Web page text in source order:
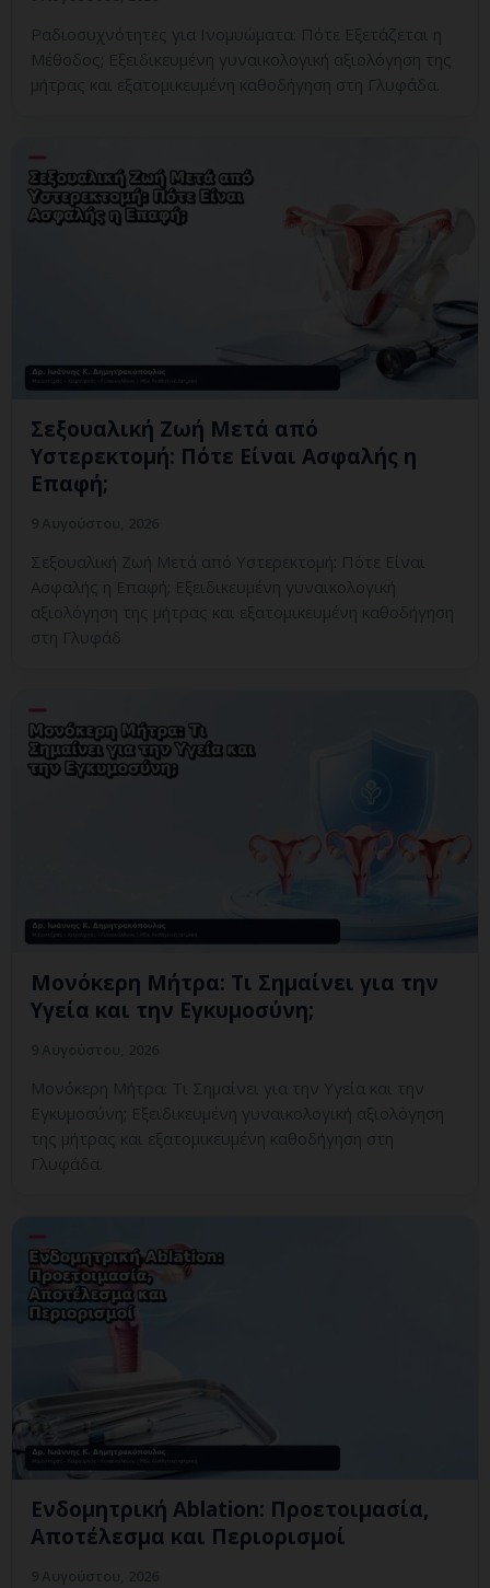
Ραδιοσυχνότητες για Ινομυώματα: Πότε Εξετάζεται η
Μέθοδος; Εξειδικευμένη γυναικολογική αξιολόγηση της
μήτρας και εξατομικευμένη καθοδήγηση στη Γλυφάδα.
Σεξουαλική Ζωή Μετά από
Υστερεκτομή: Πότε Είναι Ασφαλής η
Επαφή;
Σεξουαλική Ζωή Μετά από Υστερεκτομή: Πότε Είναι
Ασφαλής η Επαφή; Εξειδικευμένη γυναικολογική
αξιολόγηση της μήτρας και εξατομικευμένη καθοδήγηση
στη Γλυφάδ
Μονόκερη Μήτρα: Τι Σημαίνει για την
Υγεία και την Εγκυμοσύνη;
Μονόκερη Μήτρα: Τι Σημαίνει για την Υγεία και την
Εγκυμοσύνη; Εξειδικευμένη γυναικολογική αξιολόγηση
της μήτρας και εξατομικευμένη καθοδήγηση στη
Γλυφάδα.
Ενδομητρική Ablation: Προετοιμασία,
Αποτέλεσμα και Περιορισμοί